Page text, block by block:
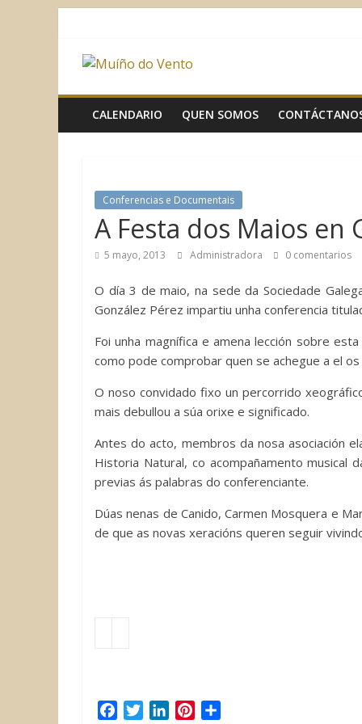
contenido
Muíño
do
Asociación
Sociocultural
CALENDARIO QUEN SOMOS
Conferencias e Documentais
A Festa dos Maios en
5 mayo, 2013 Administradora 0 comentarios
O día 3 de maio, na sede da Sociedade
González Pérez impartiu unha conferencia
Foi unha magnífica e amena lección sobre
como pode comprobar quen se achegue a el
O noso convidado fixo un percorrido
mais debullou a súa orixe e significado.
Antes do acto, membros da nosa asociación
Historia Natural, co acompañamento musical
previas ás palabras do conferenciante.
Dúas nenas de Canido, Carmen Mosquera e
de que as novas xeracións queren seguir